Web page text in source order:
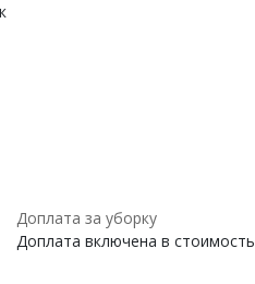
Доплата за уборку
Доплата включена в стоимость